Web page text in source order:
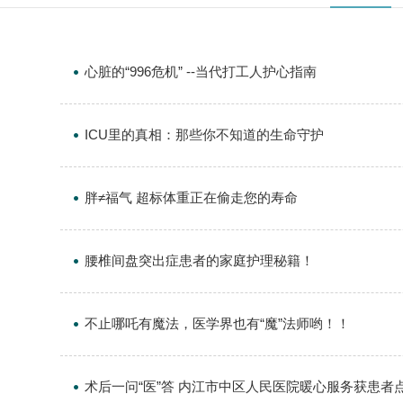
心脏的“996危机” --当代打工人护心指南
ICU里的真相：那些你不知道的生命守护
胖≠福气 超标体重正在偷走您的寿命
腰椎间盘突出症患者的家庭护理秘籍！
不止哪吒有魔法，医学界也有“魔”法师哟！！
术后一问“医”答 内江市中区人民医院暖心服务获患者